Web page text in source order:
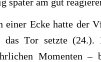
einer Ecke hatte der
das Tor setzte
Momenten –